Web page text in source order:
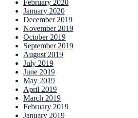
February 2020
January 2020
December 2019
November 2019
October 2019
September 2019
August 2019
July 2019
June 2019
May 2019
April 2019
March 2019
February 2019
January 2019